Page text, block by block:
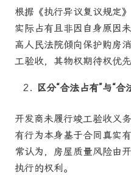
根据《执行异议复议规定
实际占有且非因自身原因
高人民法院倾向保护购房
工验收，其物权期待权优
区分“合法占有”与“合
开发商未履行竣工验收义
有行为本身基于合同真实
常认为，房屋质量风险由
执行的权利。